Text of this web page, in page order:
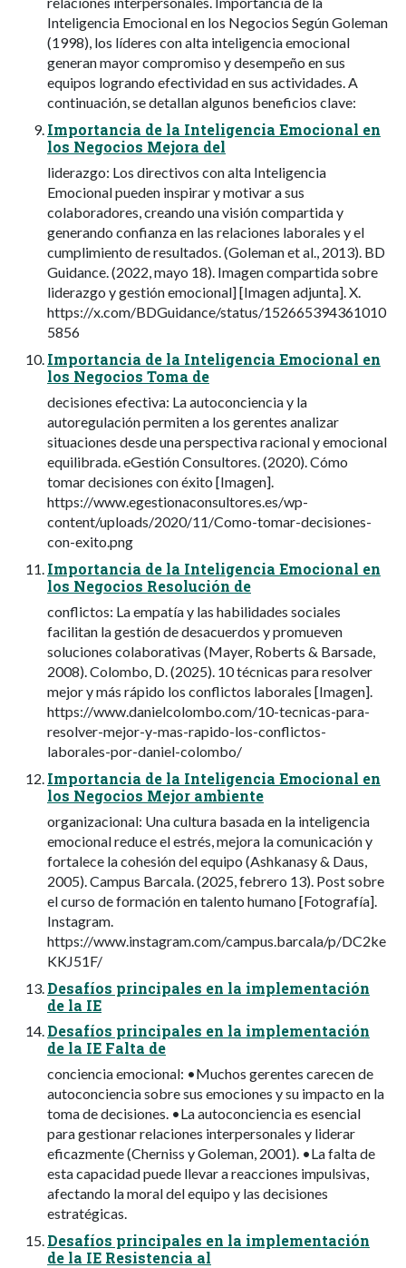
Inteligencia Emocional en los Negocios Según Goleman
(1998), los líderes con alta inteligencia emocional
generan mayor compromiso y desempeño en sus
equipos logrando efectividad en sus actividades. A
continuación, se detallan algunos beneficios clave:
Importancia de la Inteligencia Emocional en
los Negocios Mejora del
liderazgo: Los directivos con alta Inteligencia
Emocional pueden inspirar y motivar a sus
colaboradores, creando una visión compartida y
generando confianza en las relaciones laborales y el
cumplimiento de resultados. (Goleman et al., 2013). BD
Guidance. (2022, mayo 18). Imagen compartida sobre
liderazgo y gestión emocional] [Imagen adjunta]. X.
https://x.com/BDGuidance/status/152665394361010
5856
Importancia de la Inteligencia Emocional en
los Negocios Toma de
decisiones efectiva: La autoconciencia y la
autoregulación permiten a los gerentes analizar
situaciones desde una perspectiva racional y emocional
equilibrada. eGestión Consultores. (2020). Cómo
tomar decisiones con éxito [Imagen].
https://www.egestionaconsultores.es/wp-
content/uploads/2020/11/Como-tomar-decisiones-
con-exito.png
Importancia de la Inteligencia Emocional en
los Negocios Resolución de
conflictos: La empatía y las habilidades sociales
facilitan la gestión de desacuerdos y promueven
soluciones colaborativas (Mayer, Roberts & Barsade,
2008). Colombo, D. (2025). 10 técnicas para resolver
mejor y más rápido los conflictos laborales [Imagen].
https://www.danielcolombo.com/10-tecnicas-para-
resolver-mejor-y-mas-rapido-los-conflictos-
laborales-por-daniel-colombo/
Importancia de la Inteligencia Emocional en
los Negocios Mejor ambiente
organizacional: Una cultura basada en la inteligencia
emocional reduce el estrés, mejora la comunicación y
fortalece la cohesión del equipo (Ashkanasy & Daus,
2005). Campus Barcala. (2025, febrero 13). Post sobre
el curso de formación en talento humano [Fotografía].
Instagram.
https://www.instagram.com/campus.barcala/p/DC2ke
KKJ51F/
Desafíos principales en la implementación
de la IE
Desafíos principales en la implementación
de la IE Falta de
conciencia emocional: •Muchos gerentes carecen de
autoconciencia sobre sus emociones y su impacto en la
toma de decisiones. •La autoconciencia es esencial
para gestionar relaciones interpersonales y liderar
eficazmente (Cherniss y Goleman, 2001). •La falta de
esta capacidad puede llevar a reacciones impulsivas,
afectando la moral del equipo y las decisiones
estratégicas.
Desafíos principales en la implementación
de la IE Resistencia al